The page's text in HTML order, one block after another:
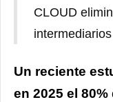
CLOUD
intermediarios
Un reciente
en 2025 el